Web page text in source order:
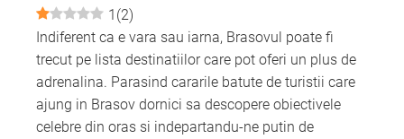
1 (2)
Indiferent ca e vara sau iarna, Brasovul poate fi
trecut pe lista destinatiilor care pot oferi un plus de
adrenalina. Parasind cararile batute de turistii care
ajung in Brasov dornici sa descopere obiectivele
celebre din oras si indepartandu-ne putin de